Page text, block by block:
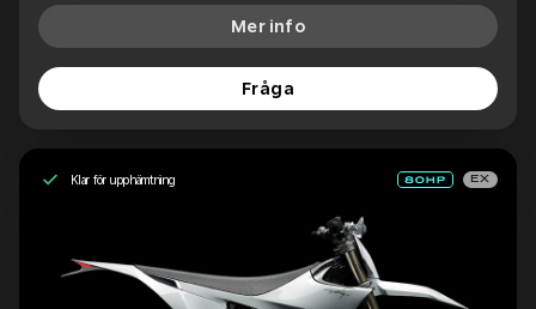
Mer info
Fråga
Klar för upphämtning EX